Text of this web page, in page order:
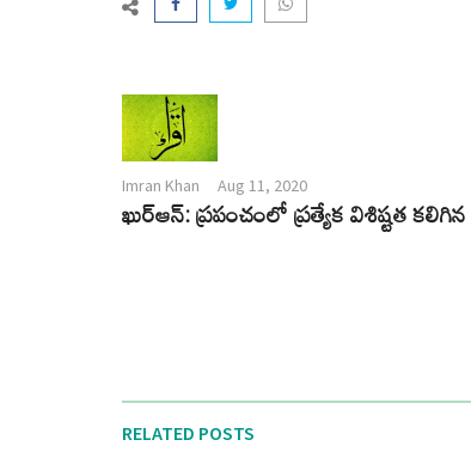
Imran Khan Aug 11, 2020
ఖుర్ఆన్: ప్రపంచంలో ప్రత్యేక విశిష్టత
RELATED POSTS